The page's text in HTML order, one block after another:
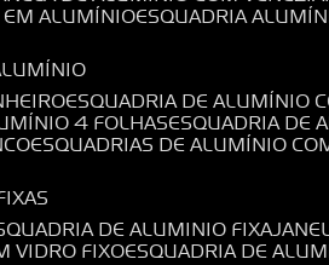
EM ALUMÍNIO ESQUADRIA
ESQUADRIA DE ALUMÍNIO
4 FOLHAS ESQUADRIA
ESQUADRIAS DE ALUMÍNIO
DE ALUMINIO FIXA
VIDRO FIXO ESQUADRIA DE